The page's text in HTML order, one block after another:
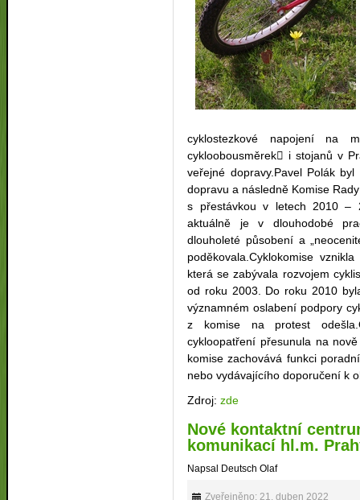
cyklostezkové napojení
cykloobousměrek i stojanů v
veřejné dopravy.Pavel Polák
dopravu a následně Komise
s přestávkou v letech 2010 –
aktuálně je v dlouhodobé
dlouholeté působení a
poděkovala.Cyklokomise
která se zabývala rozvojem
od roku 2003. Do roku 2010
významném oslabení podpory
z komise na protest
cykloopatření přesunula na
komise zachovává funkci
nebo vydávajícího doporučení k
Zdroj:zde
Nové kontaktní
komunikací hl.m.
Napsal Deutsch Olaf
Zveřejněno: 21. duben 2022